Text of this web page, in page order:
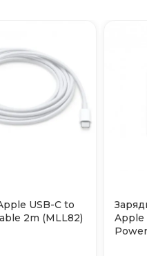
USB-C to
2m (MLL82)
Apple